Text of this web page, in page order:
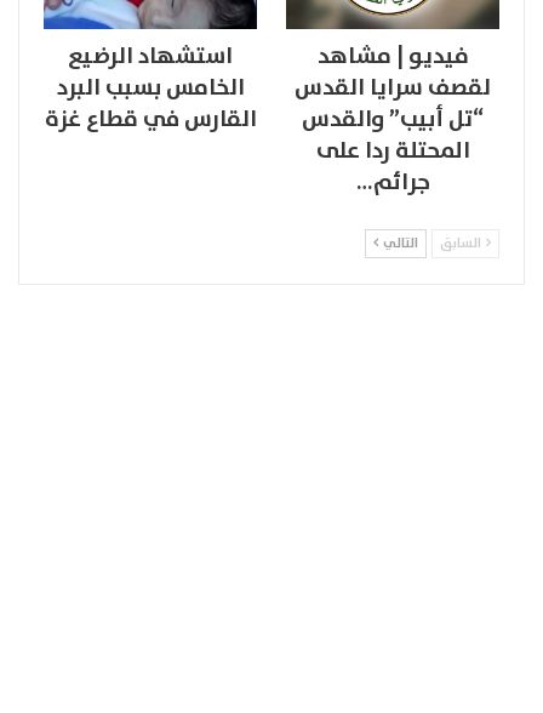
فيديو | مشاهد
لقصف سرايا القدس
“تل أبيب” والقدس
المحتلة ردا على
جرائم…
استشهاد الرضيع
الخامس بسبب البرد
القارس في قطاع غزة
السابق التالي